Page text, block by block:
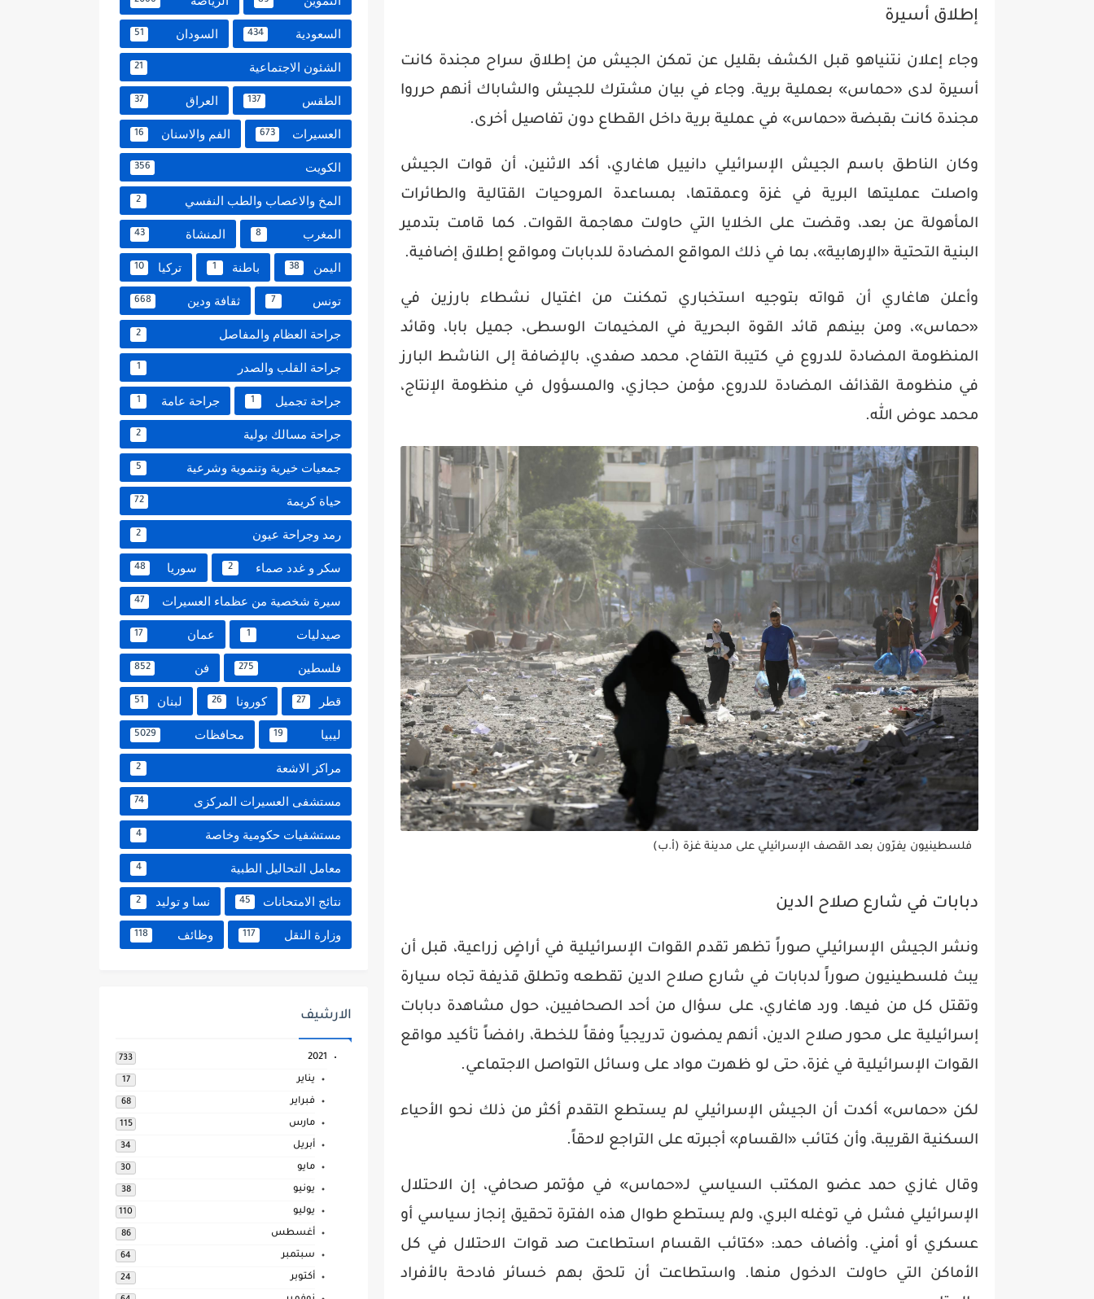
إطلاق أسيرة
وجاء إعلان نتنياهو قبل الكشف بقليل عن تمكن الجيش من إطلاق سراح مجندة كانت
أسيرة لدى «حماس» بعملية برية. وجاء في بيان مشترك للجيش والشاباك أنهم حرروا
مجندة كانت بقبضة «حماس» في عملية برية داخل القطاع دون تفاصيل أخرى.
وكان الناطق باسم الجيش الإسرائيلي دانييل هاغاري، أكد الاثنين، أن قوات الجيش
واصلت عمليتها البرية في غزة وعمقتها، بمساعدة المروحيات القتالية والطائرات
المأهولة عن بعد، وقضت على الخلايا التي حاولت مهاجمة القوات. كما قامت بتدمير
البنية التحتية «الإرهابية»، بما في ذلك المواقع المضادة للدبابات ومواقع إطلاق إضافية.
وأعلن هاغاري أن قواته بتوجيه استخباري تمكنت من اغتيال نشطاء بارزين في
«حماس»، ومن بينهم قائد القوة البحرية في المخيمات الوسطى، جميل بابا، وقائد
المنظومة المضادة للدروع في كتيبة التفاح، محمد صفدي، بالإضافة إلى الناشط البارز
في منظومة القذائف المضادة للدروع، مؤمن حجازي، والمسؤول في منظومة الإنتاج،
محمد عوض الله.
فلسطينيون يفرّون بعد القصف الإسرائيلي على مدينة غزة (أ.ب)
دبابات في شارع صلاح الدين
ونشر الجيش الإسرائيلي صوراً تظهر تقدم القوات الإسرائيلية في أراضٍ زراعية، قبل أن
يبث فلسطينيون صوراً لدبابات في شارع صلاح الدين تقطعه وتطلق قذيفة تجاه سيارة
وتقتل كل من فيها. ورد هاغاري، على سؤال من أحد الصحافيين، حول مشاهدة دبابات
إسرائيلية على محور صلاح الدين، أنهم يمضون تدريجياً وفقاً للخطة، رافضاً تأكيد مواقع
القوات الإسرائيلية في غزة، حتى لو ظهرت مواد على وسائل التواصل الاجتماعي.
لكن «حماس» أكدت أن الجيش الإسرائيلي لم يستطع التقدم أكثر من ذلك نحو الأحياء
السكنية القريبة، وأن كتائب «القسام» أجبرته على التراجع لاحقاً.
وقال غازي حمد عضو المكتب السياسي لـ«حماس» في مؤتمر صحافي، إن الاحتلال
الإسرائيلي فشل في توغله البري، ولم يستطع طوال هذه الفترة تحقيق إنجاز سياسي أو
عسكري أو أمني. وأضاف حمد: «كتائب القسام استطاعت صد قوات الاحتلال في كل
الأماكن التي حاولت الدخول منها. واستطاعت أن تلحق بهم خسائر فادحة بالأفراد
السعودية 434 السودان 51
الشئون الاجتماعية 21
الطقس 137 العراق 37
العسيرات 673 الفم والاسنان 16
الكويت 356
المخ والاعصاب والطب النفسي 2
المغرب 8 المنشاة 43
اليمن 38 باطنة 1 تركيا 10
تونس 7 ثقافة ودين 668
جراحة العظام والمفاصل 2
جراحة القلب والصدر 1
جراحة تجميل 1 جراحة عامة 1
جراحة مسالك بولية 2
جمعيات خيرية وتنموية وشرعية 5
حياة كريمة 72
رمد وجراحة عيون 2
سكر و غدد صماء 2 سوريا 48
سيرة شخصية من عظماء العسيرات 47
صيدليات 1 عمان 17
فلسطين 275 فن 852
قطر 27 كورونا 26 لبنان 51
ليبيا 19 محافظات 5029
مراكز الاشعة 2
مستشفى العسيرات المركزى 74
مستشفيات حكومية وخاصة 4
معامل التحاليل الطبية 4
نتائج الامتحانات 45 نسا و توليد 2
وزارة النقل 117 وظائف 118
الارشيف
2021
733
يناير 17
فبراير 68
مارس 115
أبريل 34
مايو 30
يونيو 38
يوليو 110
أغسطس 86
سبتمبر 64
أكتوبر 24